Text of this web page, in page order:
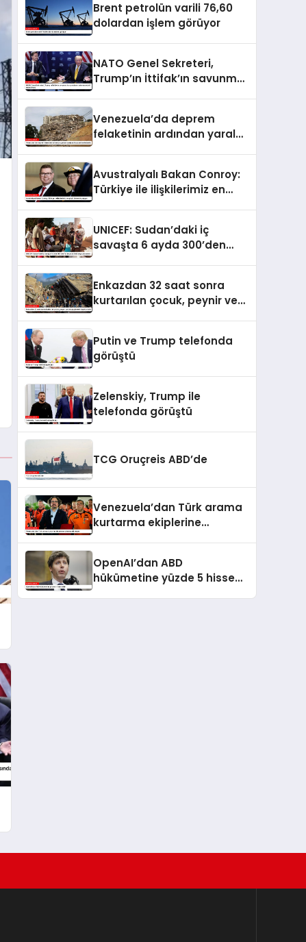
Brent petrolün varili 76,60
dolardan işlem görüyor
NATO Genel Sekreteri,
Trump’ın İttifak’ın savunma
Venezuela’da deprem
felaketinin ardından yaralar
Avustralyalı Bakan Conroy:
Türkiye ile ilişkilerimiz en
UNICEF: Sudan’daki iç
savaşta 6 ayda 300’den
Enkazdan 32 saat sonra
kurtarılan çocuk, peynir ve
Putin ve Trump telefonda
görüştü
Zelenskiy, Trump ile
telefonda görüştü
TCG Oruçreis ABD’de
Venezuela’dan Türk arama
kurtarma ekiplerine
OpenAI’dan ABD
hükümetine yüzde 5 hisse